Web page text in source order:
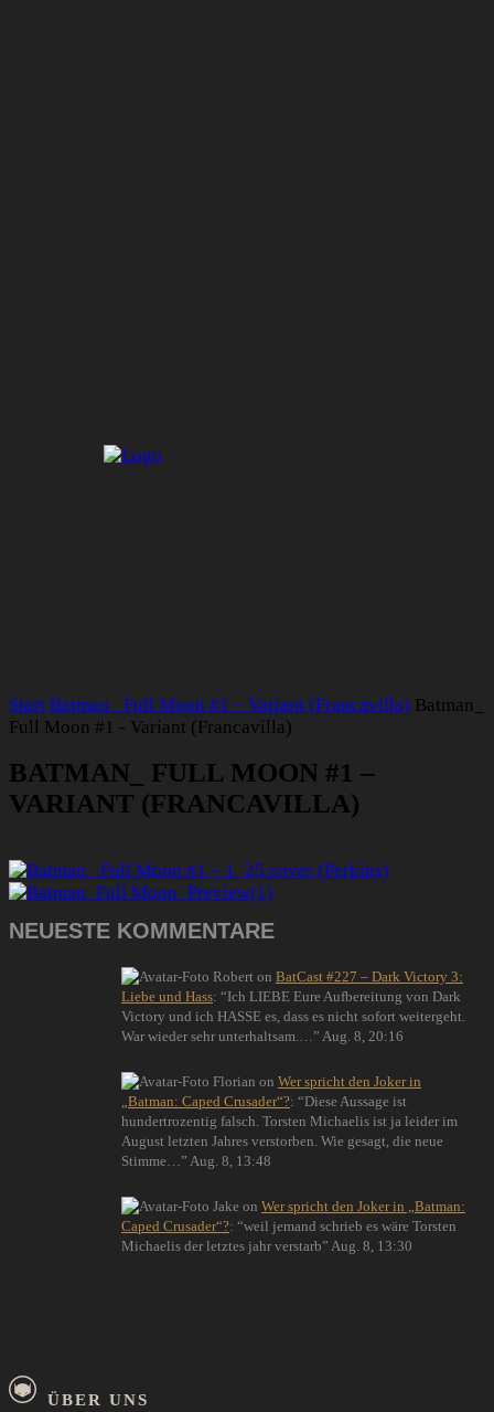
Start Batman_ Full Moon #1 – Variant (Francavilla) Batman_
Full Moon #1 - Variant (Francavilla)
BATMAN_ FULL MOON #1 –
VARIANT (FRANCAVILLA)
NEUESTE KOMMENTARE
Robert on BatCast #227 – Dark Victory 3:
Liebe und Hass: “Ich LIEBE Eure Aufbereitung von Dark
Victory und ich HASSE es, dass es nicht sofort weitergeht.
War wieder sehr unterhaltsam.… ” Aug. 8, 20:16
Florian on Wer spricht den Joker in
„Batman: Caped Crusader“?: “Diese Aussage ist
hundertrozentig falsch. Torsten Michaelis ist ja leider im
August letzten Jahres verstorben. Wie gesagt, die neue
Stimme… ” Aug. 8, 13:48
Jake on Wer spricht den Joker in „Batman:
Caped Crusader“?: “weil jemand schrieb es wäre Torsten
Michaelis der letztes jahr verstarb” Aug. 8, 13:30
ÜBER UNS